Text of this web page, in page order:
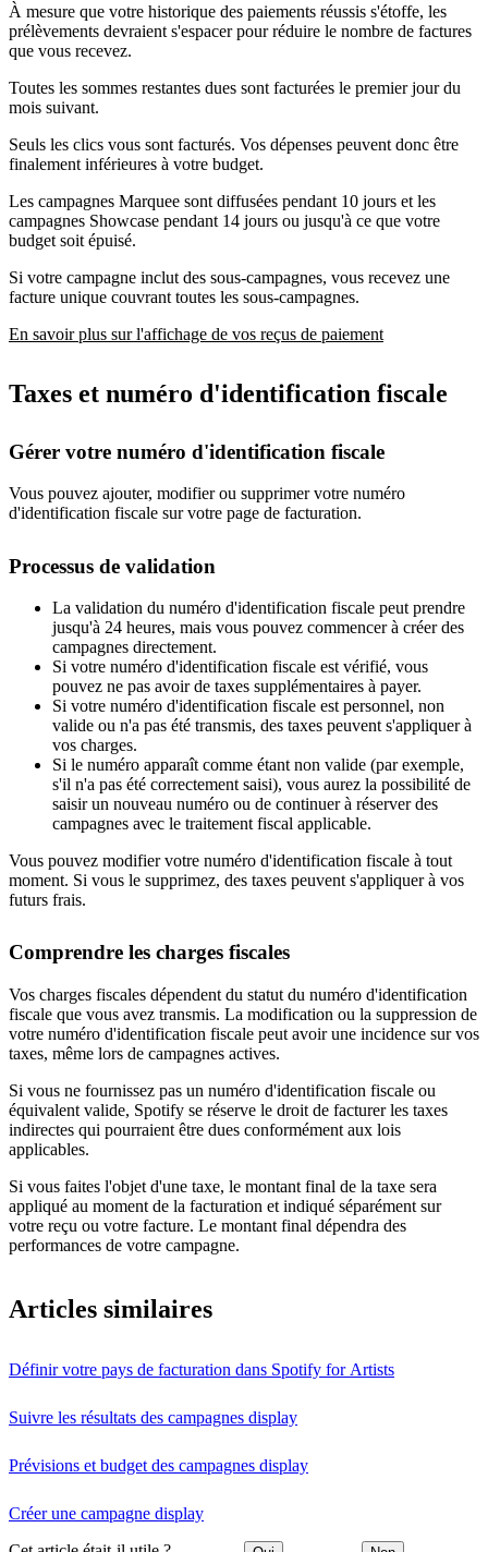
À mesure que votre historique des paiements réussis s'étoffe, les
prélèvements devraient s'espacer pour réduire le nombre de factures
que vous recevez.
Toutes les sommes restantes dues sont facturées le premier jour du
mois suivant.
Seuls les clics vous sont facturés. Vos dépenses peuvent donc être
finalement inférieures à votre budget.
Les campagnes Marquee sont diffusées pendant 10 jours et les
campagnes Showcase pendant 14 jours ou jusqu'à ce que votre
budget soit épuisé.
Si votre campagne inclut des sous-campagnes, vous recevez une
facture unique couvrant toutes les sous-campagnes.
En savoir plus sur l'affichage de vos reçus de paiement
Taxes et numéro d'identification fiscale
Gérer votre numéro d'identification fiscale
Vous pouvez ajouter, modifier ou supprimer votre numéro
d'identification fiscale sur votre page de facturation.
Processus de validation
La validation du numéro d'identification fiscale peut prendre
jusqu'à 24 heures, mais vous pouvez commencer à créer des
campagnes directement.
Si votre numéro d'identification fiscale est vérifié, vous
pouvez ne pas avoir de taxes supplémentaires à payer.
Si votre numéro d'identification fiscale est personnel, non
valide ou n'a pas été transmis, des taxes peuvent s'appliquer à
vos charges.
Si le numéro apparaît comme étant non valide (par exemple,
s'il n'a pas été correctement saisi), vous aurez la possibilité de
saisir un nouveau numéro ou de continuer à réserver des
campagnes avec le traitement fiscal applicable.
Vous pouvez modifier votre numéro d'identification fiscale à tout
moment. Si vous le supprimez, des taxes peuvent s'appliquer à vos
futurs frais.
Comprendre les charges fiscales
Vos charges fiscales dépendent du statut du numéro d'identification
fiscale que vous avez transmis. La modification ou la suppression de
votre numéro d'identification fiscale peut avoir une incidence sur vos
taxes, même lors de campagnes actives.
Si vous ne fournissez pas un numéro d'identification fiscale ou
équivalent valide, Spotify se réserve le droit de facturer les taxes
indirectes qui pourraient être dues conformément aux lois
applicables.
Si vous faites l'objet d'une taxe, le montant final de la taxe sera
appliqué au moment de la facturation et indiqué séparément sur
votre reçu ou votre facture. Le montant final dépendra des
performances de votre campagne.
Articles similaires
Définir votre pays de facturation dans Spotify for Artists
Suivre les résultats des campagnes display
Prévisions et budget des campagnes display
Créer une campagne display